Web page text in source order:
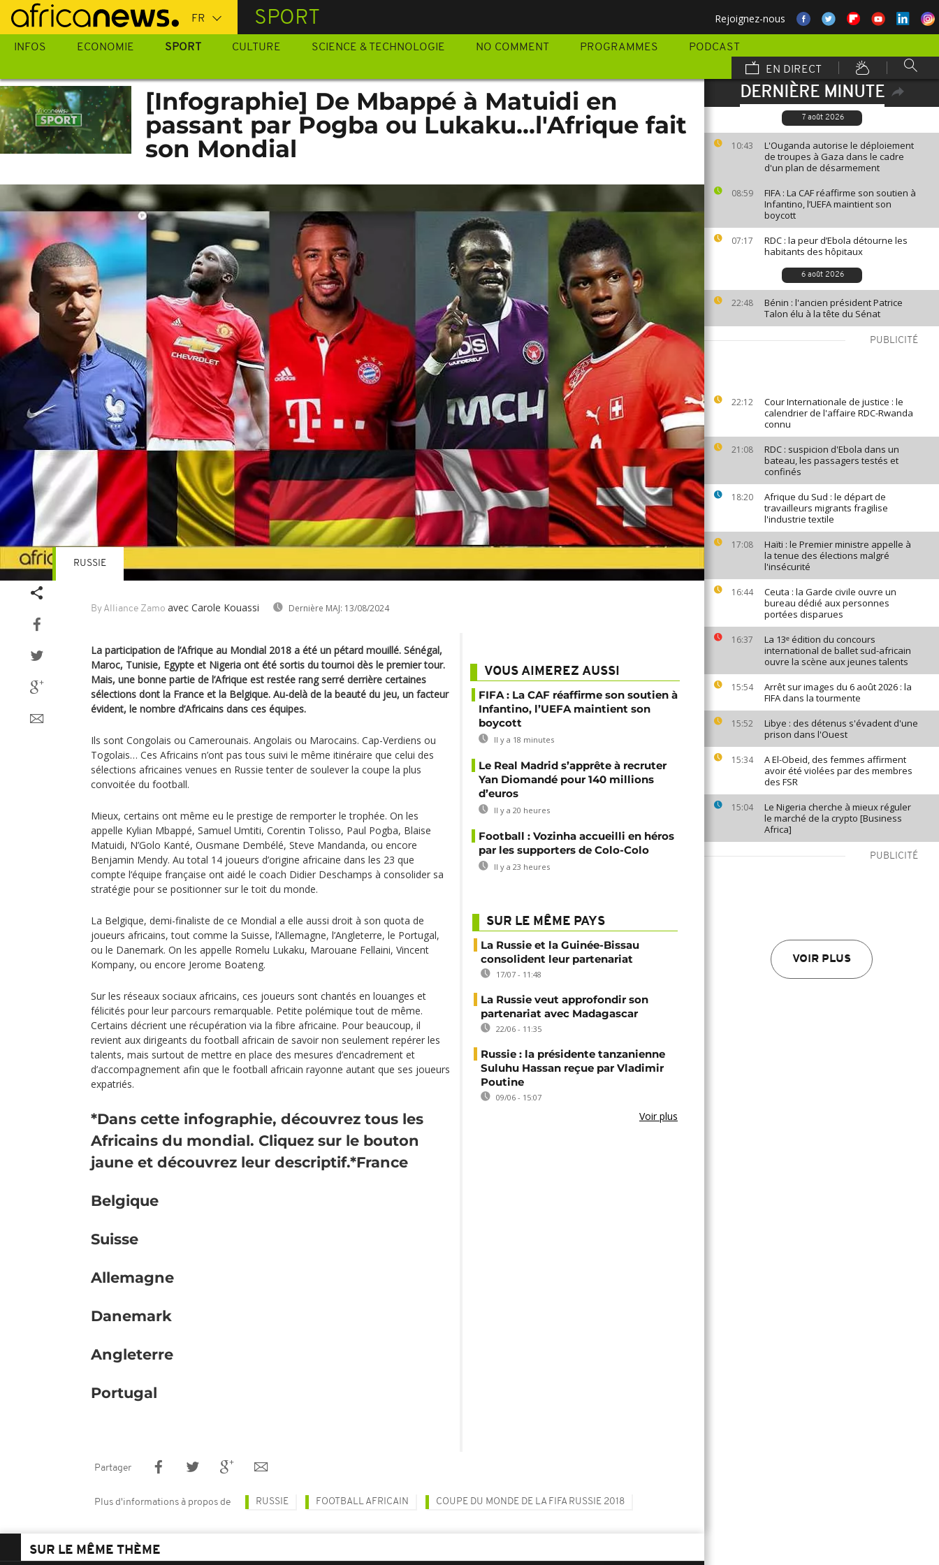
Passer
au
contenu
SPORT Rejoignez-nous
INFOS ECONOMIE SPORT CULTURE SCIENCE & TECHNOLOGIE NO COMMENT PROGRAMMES
PODCAST
EN DIRECT
DERNIÈRE MINUTE
7 août 2026
10:43
L'Ouganda autorise le déploiement
de troupes à Gaza dans le cadre
d'un plan de désarmement
08:59
FIFA : La CAF réaffirme son soutien à
Infantino, l’UEFA maintient son
boycott
07:17
RDC : la peur d’Ebola détourne les
habitants des hôpitaux
6 août 2026
22:48
Bénin : l'ancien président Patrice
Talon élu à la tête du Sénat
PUBLICITÉ
22:12
Cour Internationale de justice : le
calendrier de l'affaire RDC-Rwanda
connu
21:08
RDC : suspicion d'Ebola dans un
bateau, les passagers testés et
confinés
18:20
Afrique du Sud : le départ de
travailleurs migrants fragilise
l'industrie textile
17:08
Haïti : le Premier ministre appelle à
la tenue des élections malgré
l'insécurité
16:44
Ceuta : la Garde civile ouvre un
bureau dédié aux personnes
portées disparues
16:37
La 13ᵉ édition du concours
international de ballet sud-africain
ouvre la scène aux jeunes talents
15:54
Arrêt sur images du 6 août 2026 : la
FIFA dans la tourmente
15:52
Libye : des détenus s'évadent d'une
prison dans l'Ouest
15:34
A El-Obeid, des femmes affirment
avoir été violées par des membres
des FSR
15:04
Le Nigeria cherche à mieux réguler
le marché de la crypto [Business
Africa]
PUBLICITÉ
VOIR PLUS
[Infographie] De Mbappé à Matuidi en
passant par Pogba ou Lukaku...l'Afrique fait
son Mondial
By Alliance Zamo avec Carole Kouassi Dernière MAJ: 13/08/2024
RUSSIE
La participation de l’Afrique au Mondial 2018 a été un pétard mouillé. Sénégal,
Maroc, Tunisie, Egypte et Nigeria ont été sortis du tournoi dès le premier tour.
Mais, une bonne partie de l’Afrique est restée rang serré derrière certaines
sélections dont la France et la Belgique. Au-delà de la beauté du jeu, un facteur
évident, le nombre d’Africains dans ces équipes.
Ils sont Congolais ou Camerounais. Angolais ou Marocains. Cap-Verdiens ou
Togolais… Ces Africains n’ont pas tous suivi le même itinéraire que celui des
sélections africaines venues en Russie tenter de soulever la coupe la plus
convoitée du football.
Mieux, certains ont même eu le prestige de remporter le trophée. On les
appelle Kylian Mbappé, Samuel Umtiti, Corentin Tolisso, Paul Pogba, Blaise
Matuidi, N’Golo Kanté, Ousmane Dembélé, Steve Mandanda, ou encore
Benjamin Mendy. Au total 14 joueurs d’origine africaine dans les 23 que
compte l‘équipe française ont aidé le coach Didier Deschamps à consolider sa
stratégie pour se positionner sur le toit du monde.
La Belgique, demi-finaliste de ce Mondial a elle aussi droit à son quota de
joueurs africains, tout comme la Suisse, l’Allemagne, l’Angleterre, le Portugal,
ou le Danemark. On les appelle Romelu Lukaku, Marouane Fellaini, Vincent
Kompany, ou encore Jerome Boateng.
Sur les réseaux sociaux africains, ces joueurs sont chantés en louanges et
félicités pour leur parcours remarquable. Petite polémique tout de même.
Certains décrient une récupération via la fibre africaine. Pour beaucoup, il
revient aux dirigeants du football africain de savoir non seulement repérer les
talents, mais surtout de mettre en place des mesures d’encadrement et
d’accompagnement afin que le football africain rayonne autant que ses joueurs
expatriés.
*Dans cette infographie, découvrez tous les
Africains du mondial. Cliquez sur le bouton
jaune et découvrez leur descriptif.*France
Belgique
Suisse
Allemagne
Danemark
Angleterre
Portugal
VOUS AIMEREZ AUSSI
FIFA : La CAF réaffirme son soutien à
Infantino, l’UEFA maintient son
boycott
Il y a 18 minutes
Le Real Madrid s’apprête à recruter
Yan Diomandé pour 140 millions
d’euros
Il y a 20 heures
Football : Vozinha accueilli en héros
par les supporters de Colo-Colo
Il y a 23 heures
SUR LE MÊME PAYS
La Russie et la Guinée-Bissau
consolident leur partenariat
17/07 - 11:48
La Russie veut approfondir son
partenariat avec Madagascar
22/06 - 11:35
Russie : la présidente tanzanienne
Suluhu Hassan reçue par Vladimir
Poutine
09/06 - 15:07
Voir plus
Partager
Plus d'informations à propos de RUSSIE FOOTBALL AFRICAIN COUPE DU MONDE DE LA FIFA RUSSIE 2018
SUR LE MÊME THÈME